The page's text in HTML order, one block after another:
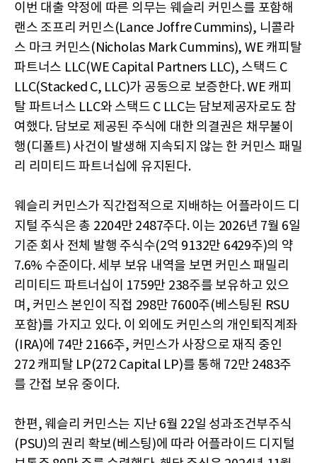
이번 대출 약정에 따른 의무는 웨슬리 커민스를 포함해
랜스 조프리 커민스(Lance Joffre Cummins), 니콜라
스 마크 커민스(Nicholas Mark Cummins), WE 캐피탈
파트너스 LLC(WE Capital Partners LLC), 스택드 C
LLC(Stacked C, LLC)가 공동으로 보증한다. WE 캐피
탈 파트너스 LLC와 스택드 C LLC는 담보제공자로도 참
여했다. 담보로 제공된 주식에 대한 의결권은 채무불이
행(디폴트) 사건이 발생해 지속되지 않는 한 커민스 패밀
리 리미티드 파트너십에 유지된다.
웨슬리 커민스가 직간접적으로 지배하는 어플라이드 디
지털 주식은 총 2204만 2487주다. 이는 2026년 7월 6일
기준 회사 전체 발행 주식수(2억 9132만 6429주)의 약
7.6% 수준이다. 세부 보유 내역을 보면 커민스 패밀리
리미티드 파트너십이 1759만 238주를 보유하고 있으
며, 커민스 본인이 직접 298만 7600주(베스팅된 RSU
포함)를 가지고 있다. 이 외에도 커민스의 개인퇴직계좌
(IRA)에 74만 2166주, 커민스가 사장으로 재직 중인
272 캐피탈 LP(272 Capital LP)를 통해 72만 2483주
를 간접 보유 중이다.
한편, 웨슬리 커민스는 지난 6월 22일 성과조건부주식
(PSU)의 권리 확보(베스팅)에 따라 어플라이드 디지털